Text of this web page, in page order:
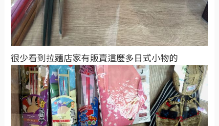
很少看到拉麵店家有販賣這麼多日式小物的